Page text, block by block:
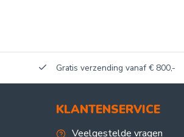
Gratis verzending vanaf € 800,-
KLANTENSERVICE
Veelgestelde vragen